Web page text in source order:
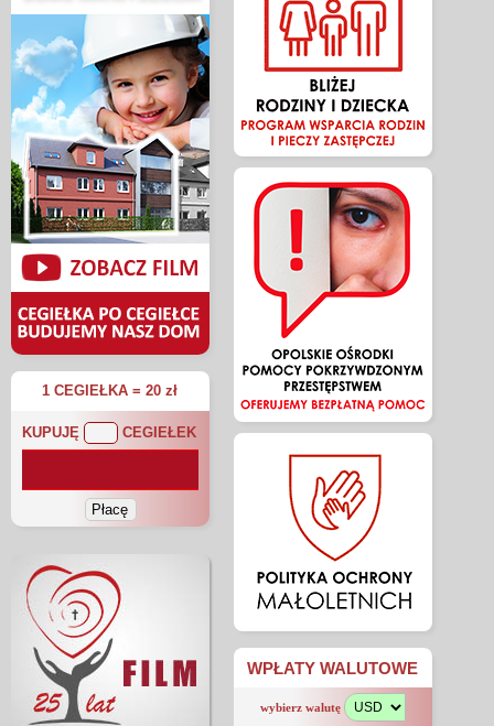
1 CEGIEŁKA = 20 zł
KUPUJĘ CEGIEŁEK
WPŁATY WALUTOWE
wybierz walutę